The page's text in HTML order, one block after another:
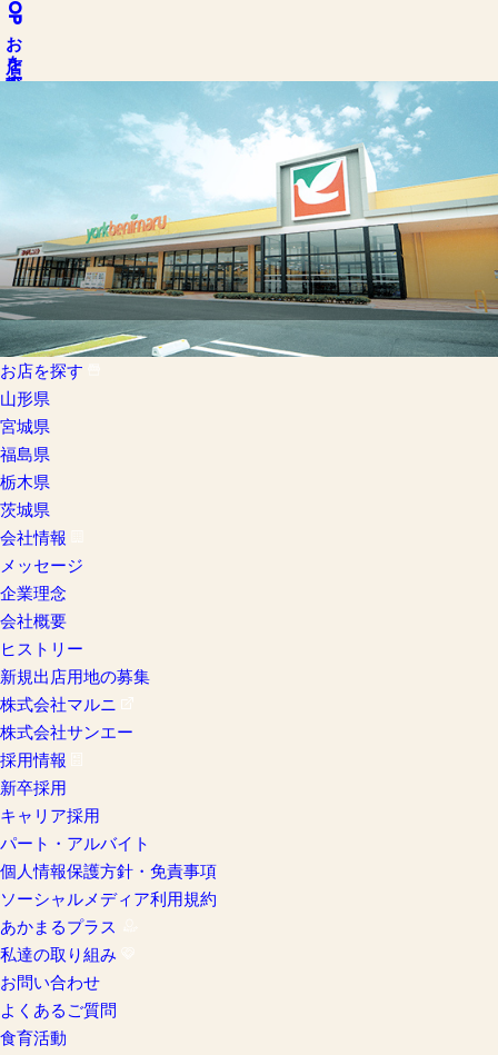
お店を探す
お店を探す
山形県
宮城県
福島県
栃木県
茨城県
会社情報
メッセージ
企業理念
会社概要
ヒストリー
新規出店用地の募集
株式会社マルニ
株式会社サンエー
採用情報
新卒採用
キャリア採用
パート・アルバイト
個人情報保護方針・免責事項
ソーシャルメディア利用規約
あかまるプラス
私達の取り組み
お問い合わせ
よくあるご質問
食育活動